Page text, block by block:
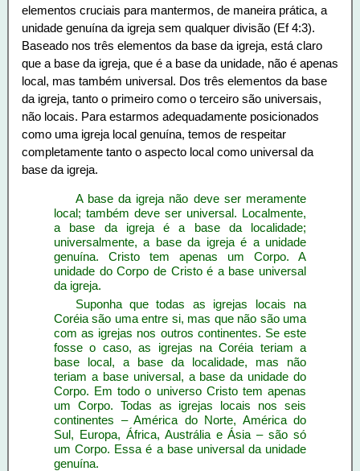
elementos cruciais para mantermos, de maneira prática, a
unidade genuína da igreja sem qualquer divisão (Ef 4:3).
Baseado nos três elementos da base da igreja, está claro
que a base da igreja, que é a base da unidade, não é apenas
local, mas também universal. Dos três elementos da base
da igreja, tanto o primeiro como o terceiro são universais,
não locais. Para estarmos adequadamente posicionados
como uma igreja local genuína, temos de respeitar
completamente tanto o aspecto local como universal da
base da igreja.
A base da igreja não deve ser meramente
local; também deve ser universal. Localmente,
a base da igreja é a base da localidade;
universalmente, a base da igreja é a unidade
genuína. Cristo tem apenas um Corpo. A
unidade do Corpo de Cristo é a base universal
da igreja.
Suponha que todas as igrejas locais na
Coréia são uma entre si, mas que não são uma
com as igrejas nos outros continentes. Se este
fosse o caso, as igrejas na Coréia teriam a
base local, a base da localidade, mas não
teriam a base universal, a base da unidade do
Corpo. Em todo o universo Cristo tem apenas
um Corpo. Todas as igrejas locais nos seis
continentes – América do Norte, América do
Sul, Europa, África, Austrália e Ásia – são só
um Corpo. Essa é a base universal da unidade
genuína.